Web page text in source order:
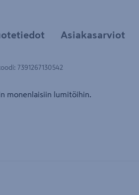
Asiakasarviot
: 7391267130542
monenlaisiin lumitöihin.